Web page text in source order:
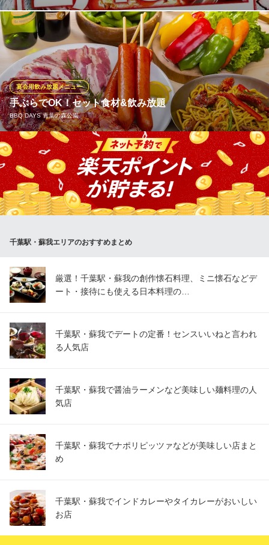
２名様～個室でOK！豊富なアラカルトトから単品飲み放題、コー
スまで幅広く対応可能です♪2H飲み放題は税込980円～！宴会コー
スは税込2980円～ご用意しております！
【全席個室】旬和食 めしや アガる 千葉店
千葉駅 夜景個室
ＪＲ千葉駅 徒歩8分
千葉県千葉市中央区中央2-2-8 秀和ビル7F
手ぶらでOK！セット食材&飲み放題
BBQ DAYS 青葉の森公園
宴会用飲み放題メニュー
食材やドリンクの持ち込みも可能ですが、宴会や飲み会などにお
すすめのもっと手軽なセット食材（要予約）や、飲み放題メニュ
ーもご用意！お肉や野菜はもちろん、〆の食材まで付いたセット
食材はボリューム満点♪持込は重くて大変ドリンク類も、リーズナ
ブルな飲み放題利用で心置きなく楽しめます！
焼肉・ステーキ・BBQ
千葉県千葉市中央区青葉町977-1
千葉駅・蘇我エリアのおすすめまとめ
厳選！千葉駅・蘇我の創作懐石料理、ミニ懐石などデ
ート・接待にも使える日本料理の…
千葉駅・蘇我でデートの定番！センスいいねと言われ
る人気店
千葉駅・蘇我で醤油ラーメンなど美味しい麺料理の人
気店
千葉駅・蘇我でナポリピッツァなどが美味しい店まと
め
千葉駅・蘇我でインドカレーやタイカレーがおいしい
お店